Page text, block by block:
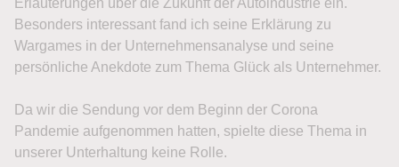
Erläuterungen über die Zukunft der Autoindustrie ein.
Besonders interessant fand ich seine Erklärung zu
Wargames in der Unternehmensanalyse und seine
persönliche Anekdote zum Thema Glück als Unternehmer.
Da wir die Sendung vor dem Beginn der Corona
Pandemie aufgenommen hatten, spielte diese Thema in
unserer Unterhaltung keine Rolle.